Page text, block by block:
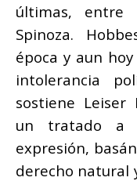
últimas, entre
Spinoza.
época y aun
intolerancia
sostiene Leiser
un tratado a
expresión,
derecho natural